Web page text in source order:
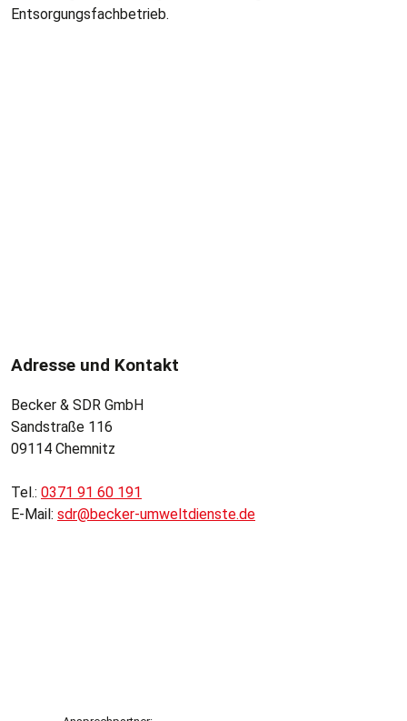
Entsorgungsfachbetrieb.
Adresse und Kontakt
Becker & SDR GmbH
Sandstraße 116
09114 Chemnitz
Tel.: 0371 91 60 191
E-Mail: sdr@becker-umweltdienste.de